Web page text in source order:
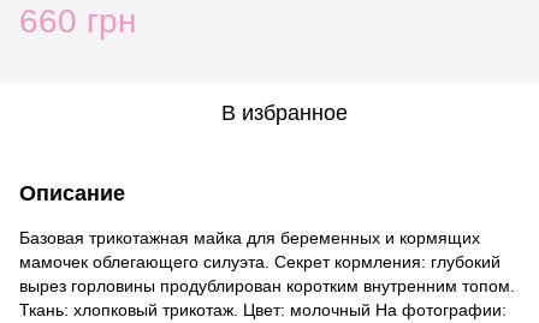
660 грн
В избранное
Описание
Базовая трикотажная майка для беременных и кормящих
мамочек облегающего силуэта. Секрет кормления: глубокий
вырез горловины продублирован коротким внутренним топом.
Ткань: хлопковый трикотаж. Цвет: молочный На фотографии: